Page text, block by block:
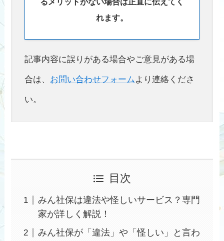
れます。
記事内容に誤りがある場合やご意見がある場
合は、 お問い合わせフォーム より連絡くださ
い。
目次
みん社保は違法や怪しいサービス？専門
家が詳しく解説！
みん社保が「違法」や「怪しい」と言わ